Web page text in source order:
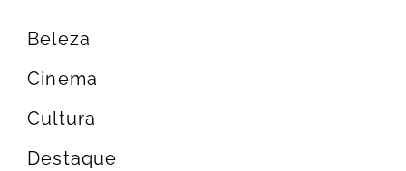
Beleza
Cinema
Cultura
Destaque